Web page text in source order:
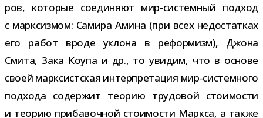
ров, кото­рые соеди­няют мир-​системный под­ход
с марк­сиз­мом: Самира Амина (при всех недо­стат­ках
его работ вроде уклона в рефор­мизм), Джона
Смита, Зака Коупа и др., то уви­дим, что в основе
своей марк­сист­ская интер­пре­та­ция мир-​системного
под­хода содер­жит тео­рию тру­до­вой сто­и­мо­сти
и тео­рию при­ба­воч­ной сто­и­мо­сти Маркса, а также